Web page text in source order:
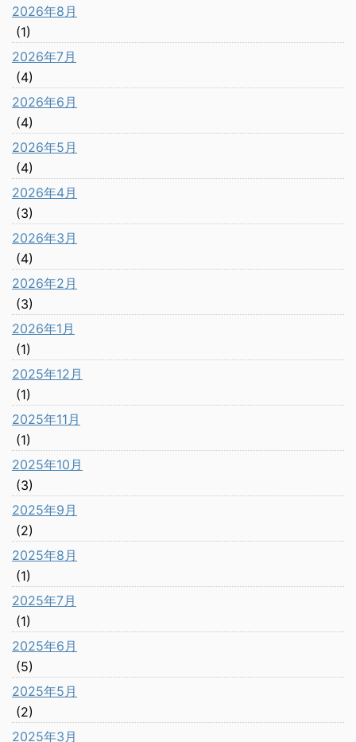
2026年8月
(1)
2026年7月
(4)
2026年6月
(4)
2026年5月
(4)
2026年4月
(3)
2026年3月
(4)
2026年2月
(3)
2026年1月
(1)
2025年12月
(1)
2025年11月
(1)
2025年10月
(3)
2025年9月
(2)
2025年8月
(1)
2025年7月
(1)
2025年6月
(5)
2025年5月
(2)
2025年3月